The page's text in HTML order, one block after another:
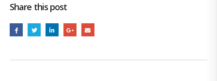
Share this post